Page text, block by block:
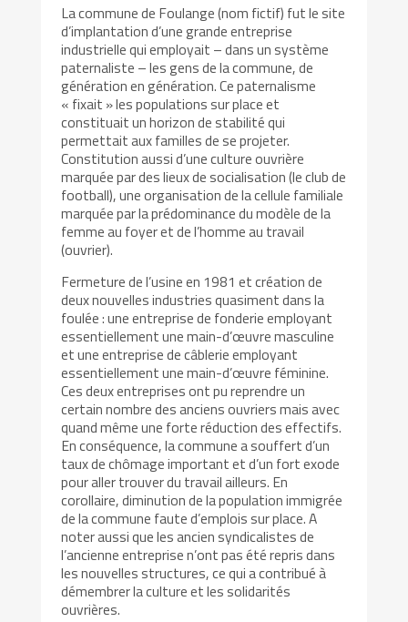
La commune de Foulange (nom fictif) fut le site
d’implantation d’une grande entreprise
industrielle qui employait – dans un système
paternaliste – les gens de la commune, de
génération en génération. Ce paternalisme
« fixait » les populations sur place et
constituait un horizon de stabilité qui
permettait aux familles de se projeter.
Constitution aussi d’une culture ouvrière
marquée par des lieux de socialisation (le club de
football), une organisation de la cellule familiale
marquée par la prédominance du modèle de la
femme au foyer et de l’homme au travail
(ouvrier).
Fermeture de l’usine en 1981 et création de
deux nouvelles industries quasiment dans la
foulée : une entreprise de fonderie employant
essentiellement une main-d’œuvre masculine
et une entreprise de câblerie employant
essentiellement une main-d’œuvre féminine.
Ces deux entreprises ont pu reprendre un
certain nombre des anciens ouvriers mais avec
quand même une forte réduction des effectifs.
En conséquence, la commune a souffert d’un
taux de chômage important et d’un fort exode
pour aller trouver du travail ailleurs. En
corollaire, diminution de la population immigrée
de la commune faute d’emplois sur place. A
noter aussi que les ancien syndicalistes de
l’ancienne entreprise n’ont pas été repris dans
les nouvelles structures, ce qui a contribué à
démembrer la culture et les solidarités
ouvrières.